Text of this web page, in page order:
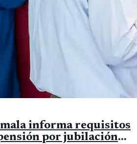
informa requisitos
por jubilación